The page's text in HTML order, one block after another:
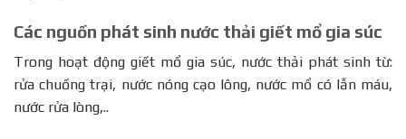
Các nguồn phát sinh nước thải giết mổ gia súc
Trong hoạt động giết mổ gia súc, nước thải phát sinh từ:
rửa chuồng trại, nước nóng cạo lông, nước mổ có lẫn máu,
nước rửa lòng,..